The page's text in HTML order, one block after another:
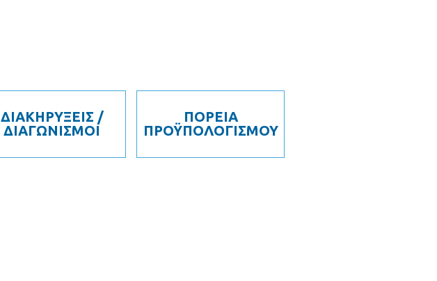
ΔΙΑΚΗΡΥΞΕΙΣ /
ΔΙΑΓΩΝΙΣΜΟΙ
ΠΟΡΕΙΑ
ΠΡΟΫΠΟΛΟΓΙΣΜΟΥ